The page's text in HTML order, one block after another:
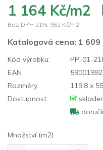
1 164 Kč/m2
Bez DPH 21%: 962 Kč/m2
Katalogová cena: 1 609
Kód výrobku:
PP-01-
EAN
Rozměry
119.8 x
Dostupnost:
Množství (m2)